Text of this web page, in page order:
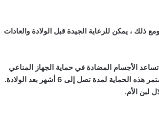
ذلك ، يمكن للرعاية الجيدة قبل الولادة والعادات
الأجسام المضادة في حماية الجهاز المناعي
للجنين خلال الأشهر الأولى من الحياة. هذا يمنح طفلك جهاز مناعة قوي. تستمر هذه الحماية لمدة تصل إلى 6 أشهر بعد الولادة.
لبن الأم.